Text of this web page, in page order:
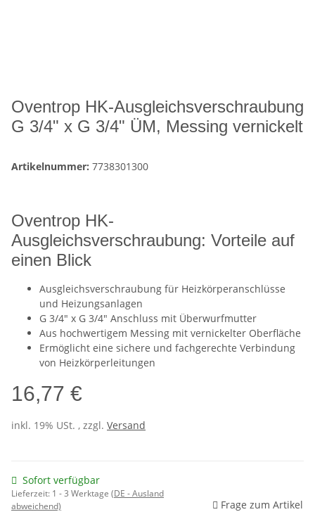
Oventrop HK-Ausgleichsverschraubung
G 3/4" x G 3/4" ÜM, Messing vernickelt
Artikelnummer: 7738301300
Oventrop HK-
Ausgleichsverschraubung: Vorteile auf
einen Blick
Ausgleichsverschraubung für Heizkörperanschlüsse
und Heizungsanlagen
G 3/4" x G 3/4" Anschluss mit Überwurfmutter
Aus hochwertigem Messing mit vernickelter Oberfläche
Ermöglicht eine sichere und fachgerechte Verbindung
von Heizkörperleitungen
16,77 €
inkl. 19% USt. , zzgl. Versand
Sofort verfügbar
Lieferzeit: 1 - 3 Werktage (DE - Ausland
abweichend)
Frage zum Artikel